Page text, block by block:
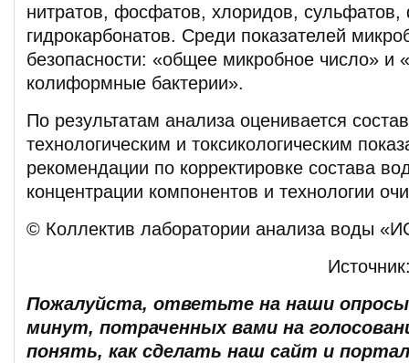
нитратов, фосфатов, хлоридов, сульфатов,
гидрокарбонатов. Среди показателей
безопасности: «общее микробное число» и
колиформные бактерии».
По результатам анализа оценивается
технологическим и токсикологическим
рекомендации по корректировке состава
концентрации компонентов и технологии
© Коллектив лаборатории анализа воды
Пожалуйста, ответьте на наши
минут, потраченных вами на
понять, как сделать наш сайт и